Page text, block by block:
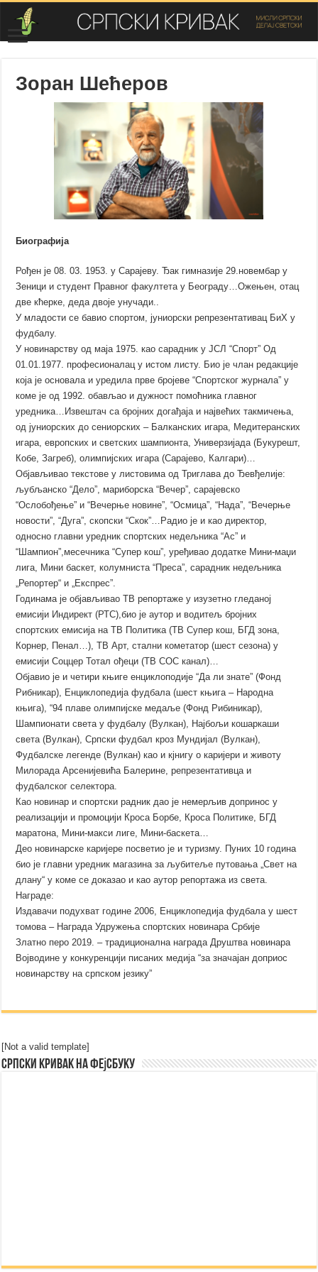
Зоран Шећеров
Биографија
Рођен је 08. 03. 1953. у Сарајеву. Ђак гимназије 29.новембар у
Зеници и студент Правног факултета у Београду…Ожењен, отац
две кћерке, деда двоје унучади..
У младости се бавио спортом, јуниорски репрезентативац БиХ у
фудбалу.
У новинарству од маја 1975. као сарадник у ЈСЛ “Спорт” Од
01.01.1977. професионалац у истом листу. Био је члан редакције
која је основала и уредила прве бројеве “Спортског журнала” у
коме је од 1992. обављао и дужност помоћника главног
уредника…Извештач са бројних догађаја и највећих такмичења,
од јуниорских до сениорских – Балканских игара, Медитеранских
игара, европских и светских шампионта, Универзијада (Букурешт,
Кобе, Загреб), олимпијских игара (Сарајево, Калгари)…
Објављивао текстове у листовима од Триглава до Ђевђелије:
љубљанско “Дело”, мариборска “Вечер”, сарајевско
“Ослобођење” и “Вечерње новине”, “Осмица”, “Нада”, “Вечерње
новости”, “Дуга”, скопски “Скок”…Радио је и као директор,
односно главни уредник спортских недељника “Ас” и
“Шампион”,месечника “Супер кош”, уређивао додатке Мини-маџи
лига, Мини баскет, колумниста “Преса”, сарадник недељника
„Репортер“ и „Експрес”.
Годинама је објављивао ТВ репортаже у изузетно гледаној
емисији Индирект (РТС),био је аутор и водитељ бројних
спортских емисија на ТВ Политика (ТВ Супер кош, БГД зона,
Корнер, Пенал…), ТВ Арт, стални кометатор (шест сезона) у
емисији Соццер Тотал ођеци (ТВ СОС канал)…
Објавио је и четири књиге енциклоподије “Да ли знате” (Фонд
Рибникар), Енциклопедија фудбала (шест књига – Народна
књига), “94 плаве олимпијске медаље (Фонд Рибиникар),
Шампионати света у фудбалу (Вулкан), Најбољи кошаркаши
света (Вулкан), Српски фудбал кроз Мундијал (Вулкан),
Фудбалске легенде (Вулкан) као и кјнигу о каријери и животу
Милорада Арсенијевића Балерине, репрезентативца и
фудбалског селектора.
Као новинар и спортски радник дао је немерљив допринос у
реализацији и промоцији Кроса Борбе, Кроса Политике, БГД
маратона, Мини-макси лиге, Мини-баскета…
Део новинарске каријере посветио је и туризму. Пуних 10 година
био је главни уредник магазина за љубитеље путовања „Свет на
длану“ у коме се доказао и као аутор репортажа из света.
Награде:
Издавачи подухват године 2006, Енциклопедија фудбала у шест
томова – Награда Удружења спортских новинара Србије
Златно перо 2019. – традиционална награда Друштва новинара
Војводине у конкуренцији писаних медија “за значајан доприос
новинарству на српском језику”
[Not a valid template]
Српски Кривак на Фејсбуку